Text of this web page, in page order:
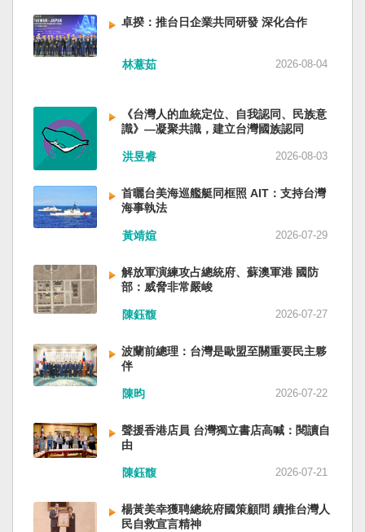
委鍾紹軍等。 黨政系統部分，前廣西政府主席藍
天立、前內蒙古政府主席王莉霞、前中國證監會
主席易會滿、前內蒙古黨委書記孫紹騁、前浙江
信部部長金壯龍、前中央軍民融合辦常務副主任
雷凡培，都是被不正常免職。 最新的河北黨書記
倪岳峰「另有任用」，應該是與德國之聲與紐約
時報披露張家口對海外人士動態控制平台被登錄
有關。 這些大清洗是反映習近平的穩定還是不
安？ （作者林保華為資深時事評論員）
語，一如新加坡留下英文，本土原有的福佬話、
客家話、原住民各族語也不會被壓迫。 如果一九
四五年八一五台灣獨立了，台灣早已是聯合國會
員國，也不至於迄今仍以國體不明的身分爭取加
爭。當然也沒有以反共為名、行專政之實的卅八
年戒嚴讓許多政治受難者的母親長期在黑夜哭
泣。 如果一九四五年八一五台灣獨立了，台灣早
已民主化，不必有長期戒嚴體制的壓迫，也沒有
群落留下來的遺民問題。漢字文化圈的國家台灣
會傳承更多日本留下來的風貌，如果吸引中國人
來台也是中國僑民或台灣新住民、新國民，而不
了，台灣早就是一個小而美的民主國家，不必在
國民養成過程的教育被教導成一個虛構的大國，
也不會有見證二二八事件的美國副領事葛超智
萬六千多平方公里的美麗島嶼群落，中央山脈南
北相連，四面海域環抱，是島嶼國度不是大陸國
家。 一九四五年八一五，台灣人在祖國的迷惘與
迷障中做了錯誤的選擇，不只造成台灣集體命運
的台灣，要走向新歷史，珍惜台灣自己的條件，
好好建構我們尚未正常化的國家。台灣是小而
美、豐裕而堅強，在太平洋西南海域，一個閃亮
意收拾「中華民國」這個你們立鑄為繼承之國碑
銘的國號，台灣也會尊重歷史，對殘餘中國做歷
樣位於地震頻繁區域的台灣，防災工作不能只關
注災害發生後如何救援，更要思考受災者如何在
避難期間獲得安全且有尊嚴的生活。 台灣多年來
累積不少災害應變經驗，但每當重大災害發生，
者，即使面臨撤離要求，也不願離開自己的家
園，讓第一線執行撤離工作的公務人員承受壓
力。 表面上看，這似乎是防災意識不足；但更深
層的問題是，我們是否建立了一套讓人民願意避
只是住所，更是多年生活累積的情感依靠。離開
熟悉環境，本身就是重大心理挑戰。如果避難場
所只是學校體育館或公共禮堂，提供基本收容功
活便利性，民眾自然可能對撤離有所抗拒。 因
此，現代防災不能只是「把人帶離危險區域」，
而要建立讓人民相信「離開家後仍能受到妥善照
障礙者等需求，包括降溫設備、電力備援、醫療
支援與基本生活品質。 在重大災害應變中，台灣
與日本都會投入軍事力量協助救援。國軍與日本
自衛隊在大型災害時能提供人力、運輸、工程與
防、搜救與緊急醫療體系；地方政府負責整體應
變與資源調度，警察則協助交通管制、秩序維護
與災區管理。真正成熟的防災制度，需要的是整
期推動全民防災教育與社區演練，值得台灣參
考。但學習日本並非照搬制度，而是思考如何建
卓揆：推台日企業共同研發 深化合作
林薏茹 2026-08-04
《台灣人的血統定位、自我認同、民族意
識》—凝聚共識，建立台灣國族認同
洪昱睿 2026-08-03
首曬台美海巡艦艇同框照 AIT：支持台灣
海事執法
黃靖媗 2026-07-29
解放軍演練攻占總統府、蘇澳軍港 國防
部：威脅非常嚴峻
陳鈺馥 2026-07-27
波蘭前總理：台灣是歐盟至關重要民主夥
伴
陳昀 2026-07-22
聲援香港店員 台灣獨立書店高喊：閱讀自
由
陳鈺馥 2026-07-21
楊黃美幸獲聘總統府國策顧問 續推台灣人
民自救宣言精神